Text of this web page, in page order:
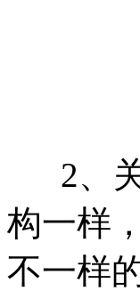
2、关
构一样
不一样